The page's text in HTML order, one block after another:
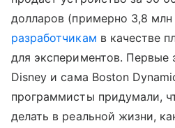
долларов (примерно 3,8 млн
разработчикам в качестве
для экспериментов. Первые
Disney и сама Boston
программисты придумали,
делать в реальной жизни,